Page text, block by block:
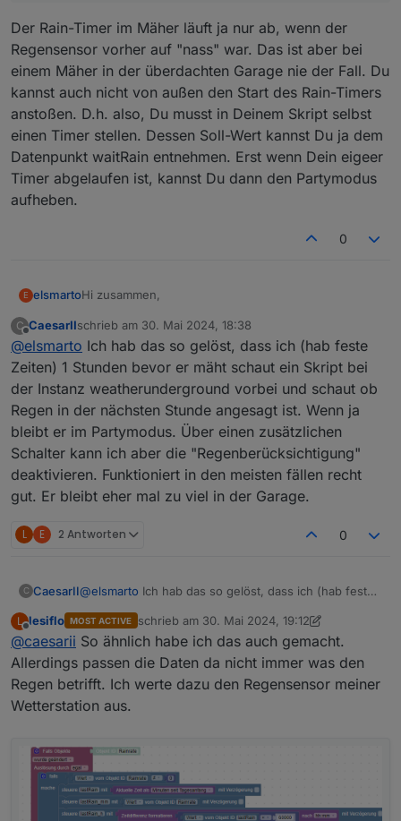
bei Regen = 0 der RainTimer zuerst abgewartet
werden soll, bevor es wieder raus auf den Rasen
Der Rain-Timer im Mäher läuft ja nur ab, wenn der
Regensensor vorher auf "nass" war. Das ist aber bei
einem Mäher in der überdachten Garage nie der Fall. Du
kannst auch nicht von außen den Start des Rain-Timers
anstoßen. D.h. also, Du musst in Deinem Skript selbst
einen Timer stellen. Dessen Soll-Wert kannst Du ja dem
Datenpunkt waitRain entnehmen. Erst wenn Dein eigeer
Timer abgelaufen ist, kannst Du dann den Partymodus
aufheben.
0
E elsmartoHi zusammen,
ich habe nun endlich einen externen Regensensor,
da beide Robbies in einer Garage stehen. Nun
möchte ich diese entsprechend über den externen
Sensor steuern. Also eigentlich nur ganz einfach:
Wenn Regen = 1 -> fahre auf Ladestation
Wenn Regen = 0 -> warte den Rain-Timer ab
und mähe danach den Rasen
Wie ist das am einfachsten realisierbar?
Momentan nutze ich ein Blockly um bei Regen = 1 via
worx.xxx.mower.sendCommand = 3 den Robbie in
die Garage fährt. Wie realisiere ich jedoch nun, dass
bei Regen = 0 der RainTimer zuerst abgewartet
werden soll, bevor es wieder raus auf den Rasen
geht?
Danke euch schon mal
C
Offline
CaesarIIschrieb am 30. Mai 2024, 18:38
zuletzt editiert von
@elsmarto Ich hab das so gelöst, dass ich (hab feste
Zeiten) 1 Stunden bevor er mäht schaut ein Skript bei
der Instanz weatherunderground vorbei und schaut ob
Regen in der nächsten Stunde angesagt ist. Wenn ja
bleibt er im Partymodus. Über einen zusätzlichen
Schalter kann ich aber die "Regenberücksichtigung"
deaktivieren. Funktioniert in den meisten fällen recht
gut. Er bleibt eher mal zu viel in der Garage.
L E 2 Antworten 0
C CaesarII@elsmarto Ich hab das so gelöst, dass ich (hab feste
der Instanz weatherunderground vorbei und schaut
ob Regen in der nächsten Stunde angesagt ist. Wenn
ja bleibt er im Partymodus. Über einen zusätzlichen
Schalter kann ich aber die "Regenberücksichtigung"
deaktivieren. Funktioniert in den meisten fällen recht
gut. Er bleibt eher mal zu viel in der Garage.
L
Offline
lesiflo MOST ACTIVE schrieb am 30. Mai 2024, 19:12
zuletzt editiert von lesiflo
@caesarii So ähnlich habe ich das auch gemacht.
Allerdings passen die Daten da nicht immer was den
Regen betrifft. Ich werte dazu den Regensensor meiner
Wetterstation aus.